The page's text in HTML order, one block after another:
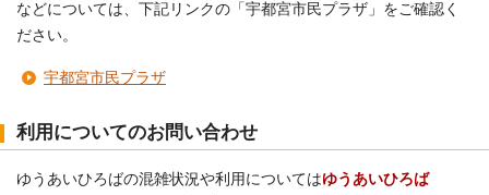
などについては、下記リンクの「宇都宮市民プラザ」をご確認く
ださい。
宇都宮市民プラザ
利用についてのお問い合わせ
ゆうあいひろばの混雑状況や利用についてはゆうあいひろば